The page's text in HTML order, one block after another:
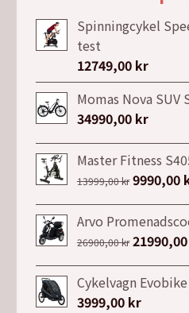
Spinningcykel
test
12749,00 kr
Momas Nova SUV
34990,00 kr
Master Fitness
13999,00kr Det
priset
var:
9990,00
Arvo
26900,00kr Det
priset
var:
21990,00
Cykelvagn
3999,00 kr